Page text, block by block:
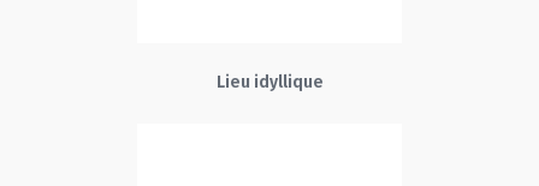
Lieu idyllique